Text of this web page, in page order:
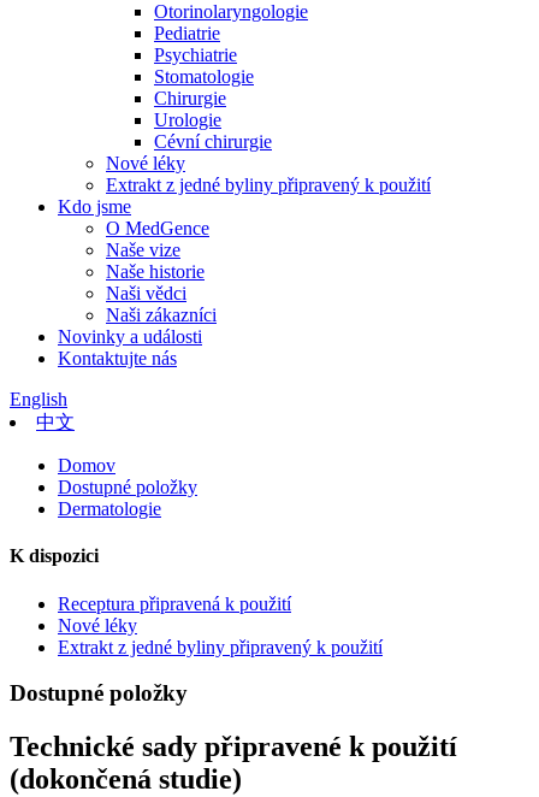
Otorinolaryngologie
Pediatrie
Psychiatrie
Stomatologie
Chirurgie
Urologie
Cévní chirurgie
Nové léky
Extrakt z jedné byliny připravený k použití
Kdo jsme
O MedGence
Naše vize
Naše historie
Naši vědci
Naši zákazníci
Novinky a události
Kontaktujte nás
English
中文
Domov
Dostupné položky
Dermatologie
K dispozici
Receptura připravená k použití
Nové léky
Extrakt z jedné byliny připravený k použití
Dostupné položky
Technické sady připravené k použití
(dokončená studie)